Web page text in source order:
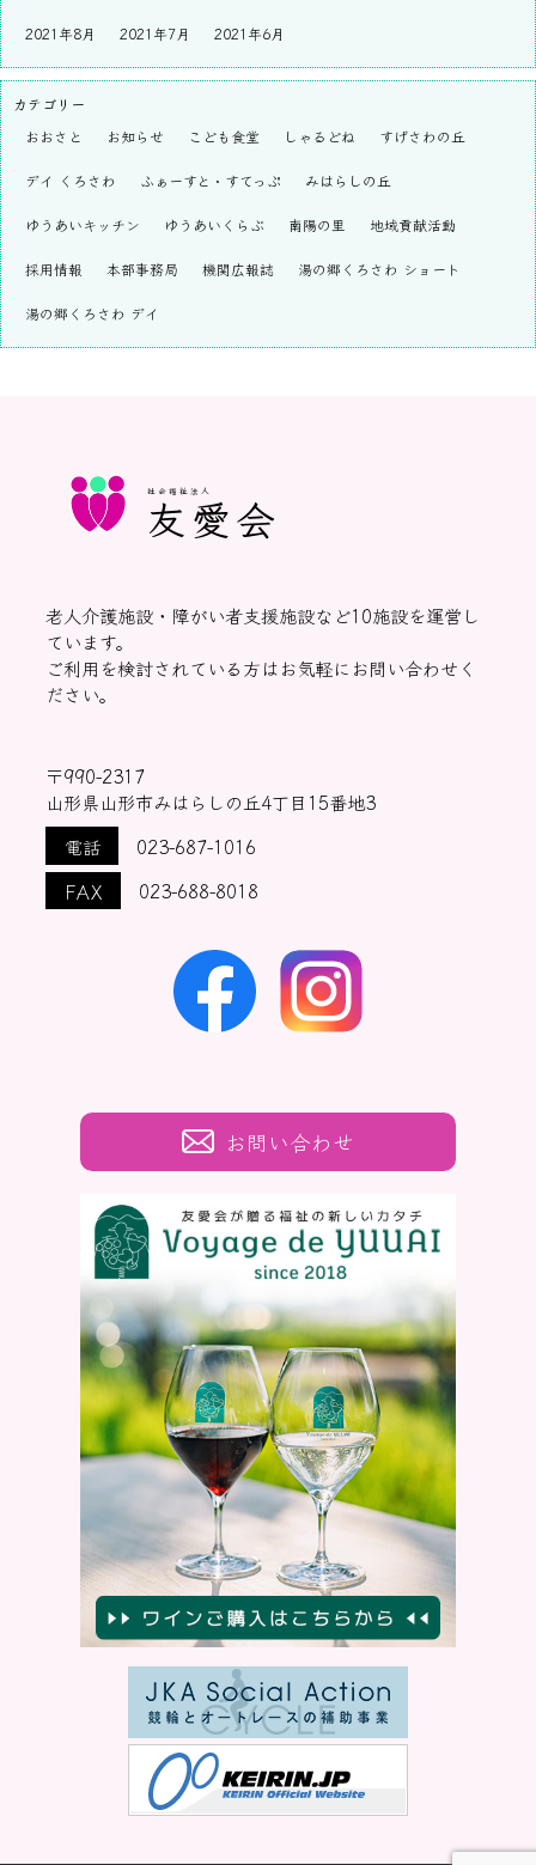
2021年8月 2021年7月 2021年6月
カテゴリー
おおさと
お知らせ こども食堂 しゃるどね すげさわの丘
デイ くろさわ ふぁーすと・すてっぷ みはらしの丘
ゆうあいキッチン ゆうあいくらぶ 南陽の里 地域貢献活動
採用情報 本部事務局 機関広報誌 湯の郷くろさわ ショート
湯の郷くろさわ デイ
社会福祉法人
友愛会
老人介護施設・障がい者支援施設など10施設を運営し
ています。
ご利用を検討されている方はお気軽にお問い合わせく
ださい。
〒990-2317
山形県山形市みはらしの丘4丁目15番地3
電話
023-687-1016
FAX
023-688-8018
お問い合わせ